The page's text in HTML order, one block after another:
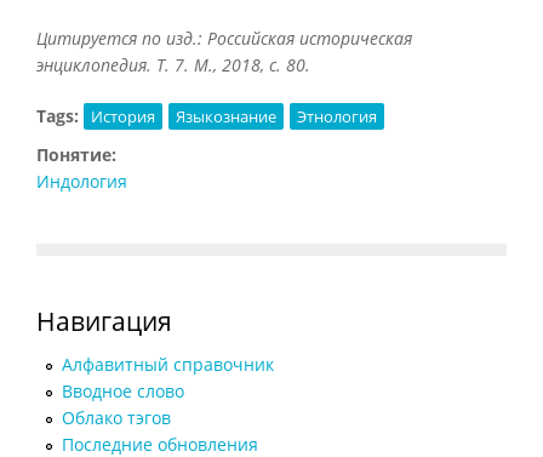
Цитируется по изд.: Российская историческая
энциклопедия. Т. 7. М., 2018, с. 80.
Tags: История Языкознание Этнология
Понятие:
Индология
Навигация
Алфавитный справочник
Вводное слово
Облако тэгов
Последние обновления